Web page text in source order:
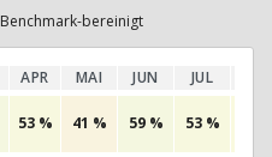
Benchmark-bereinigt
APR MAI JUN JUL
53 % 41 % 59 % 53 %